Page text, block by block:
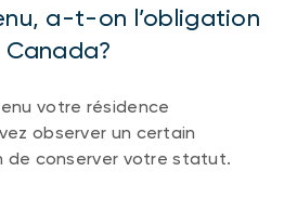
a-t-on l’obligation
votre résidence
observer un certain
de conserver votre statut.